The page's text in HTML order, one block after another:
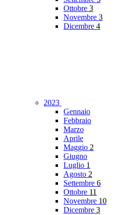
Ottobre 3
Novembre 3
Dicembre 4
2023
Gennaio
Febbraio
Marzo
Aprile
Maggio 2
Giugno
Luglio 1
Agosto 2
Settembre 6
Ottobre 11
Novembre 10
Dicembre 3